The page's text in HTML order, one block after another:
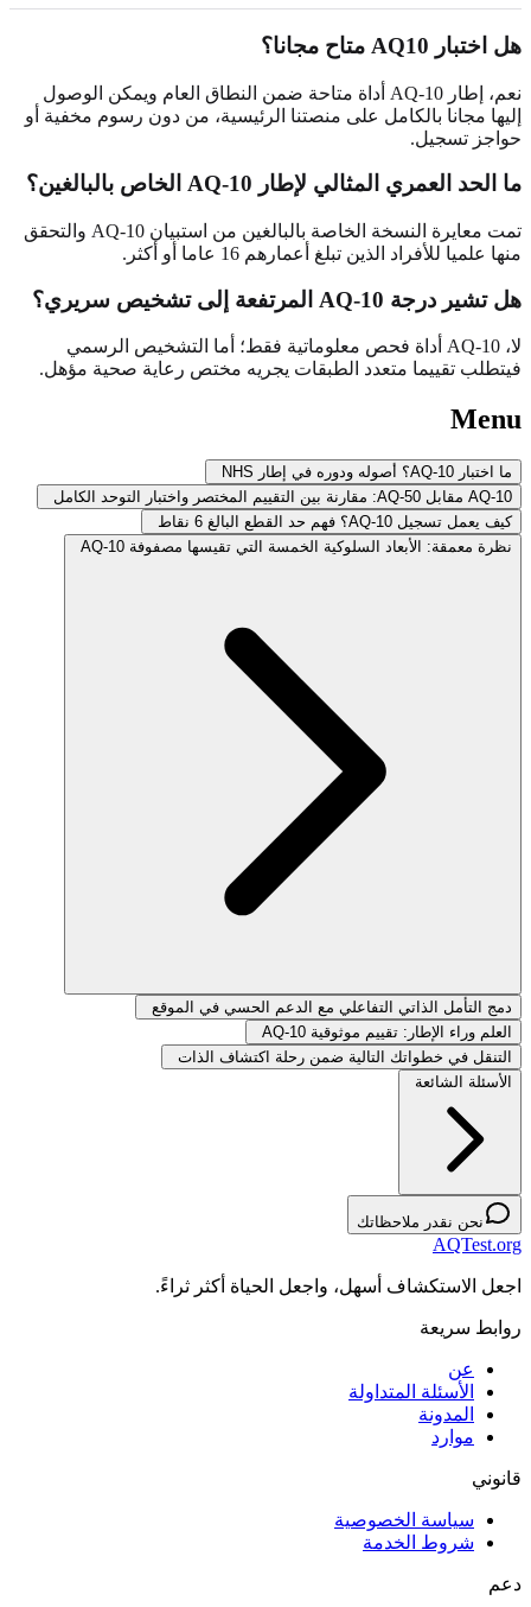
هل اختبار AQ10 متاح مجانا؟
نعم، إطار AQ-10 أداة متاحة ضمن النطاق العام ويمكن الوصول
إليها مجانا بالكامل على منصتنا الرئيسية، من دون رسوم مخفية أو
حواجز تسجيل.
ما الحد العمري المثالي لإطار AQ-10 الخاص بالبالغين؟
تمت معايرة النسخة الخاصة بالبالغين من استبيان AQ-10 والتحقق
منها علميا للأفراد الذين تبلغ أعمارهم 16 عاما أو أكثر.
هل تشير درجة AQ-10 المرتفعة إلى تشخيص سريري؟
لا، AQ-10 أداة فحص معلوماتية فقط؛ أما التشخيص الرسمي
فيتطلب تقييما متعدد الطبقات يجريه مختص رعاية صحية مؤهل.
Menu
ما اختبار AQ-10؟ أصوله ودوره في إطار NHS
AQ-10 مقابل AQ-50: مقارنة بين التقييم المختصر واختبار التوحد الكامل
كيف يعمل تسجيل AQ-10؟ فهم حد القطع البالغ 6 نقاط
نظرة معمقة: الأبعاد السلوكية الخمسة التي تقيسها مصفوفة AQ-10
دمج التأمل الذاتي التفاعلي مع الدعم الحسي في الموقع
العلم وراء الإطار: تقييم موثوقية AQ-10
التنقل في خطواتك التالية ضمن رحلة اكتشاف الذات
الأسئلة الشائعة
نحن نقدر ملاحظاتك
AQTest.org
اجعل الاستكشاف أسهل، واجعل الحياة أكثر ثراءً.
روابط سريعة
عن
الأسئلة المتداولة
المدونة
موارد
قانوني
سياسة الخصوصية
شروط الخدمة
دعم